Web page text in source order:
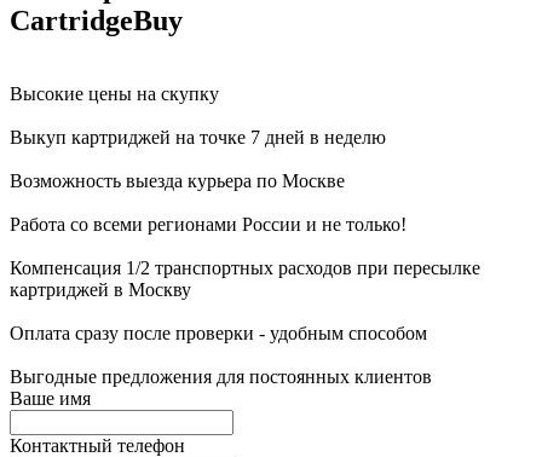
CartridgeBuy
Высокие цены на скупку
Выкуп картриджей на точке 7 дней в неделю
Возможность выезда курьера по Москве
Работа со всеми регионами России и не только!
Компенсация 1/2 транспортных расходов при пересылке
картриджей в Москву
Оплата сразу после проверки - удобным способом
Выгодные предложения для постоянных клиентов
Ваше имя
Контактный телефон